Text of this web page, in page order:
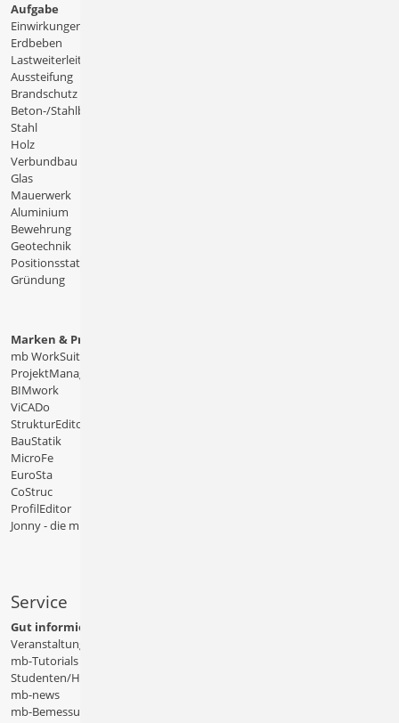
Aufgabe
Einwirkungen
Erdbeben
Lastweiterleitung
Aussteifung
Brandschutz
Beton-/Stahlbeton
Stahl
Holz
Verbundbau
Glas
Mauerwerk
Aluminium
Bewehrung
Geotechnik
Positionsstatik
Gründung
Marken & Produkte
mb WorkSuite
ProjektManager
BIMwork
ViCADo
StrukturEditor
BauStatik
MicroFe
EuroSta
CoStruc
ProfilEditor
Jonny - die mb-App
Service
Gut informiert
Veranstaltungen
mb-Tutorials
Studenten/Hochschule
mb-news
mb-Bemessungstafeln